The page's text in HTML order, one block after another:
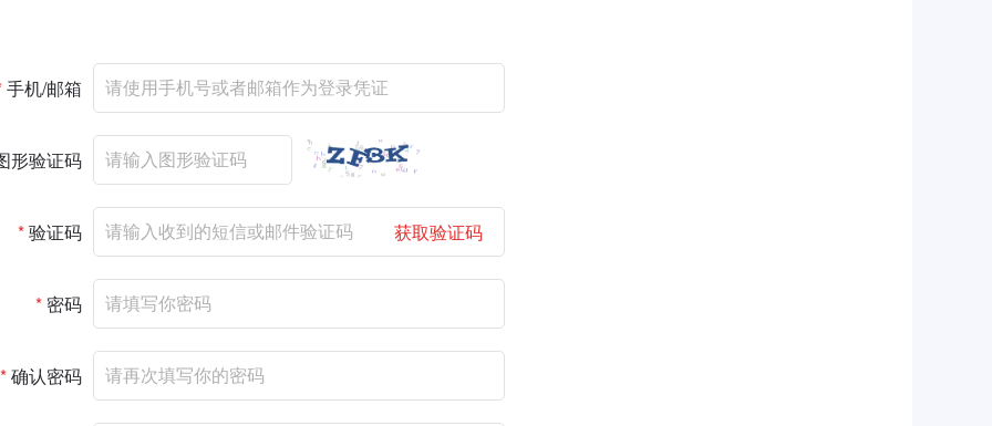
手机/邮箱
形验证码
*验证码 获取验证码
* 密码
*确认密码